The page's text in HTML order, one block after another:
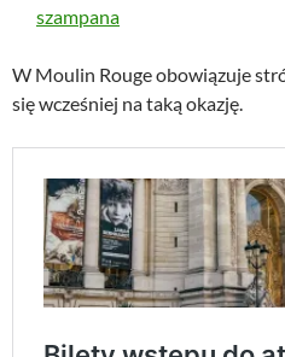
szampana
W Moulin Rouge obowiązuje
się wcześniej na taką okazję.